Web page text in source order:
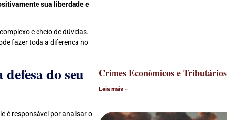
sua liberdade e
e cheio de dúvidas.
fazer toda a diferença no
do seu
é responsável por analisar o
Crimes Econômicos e Tributários
Leia mais »